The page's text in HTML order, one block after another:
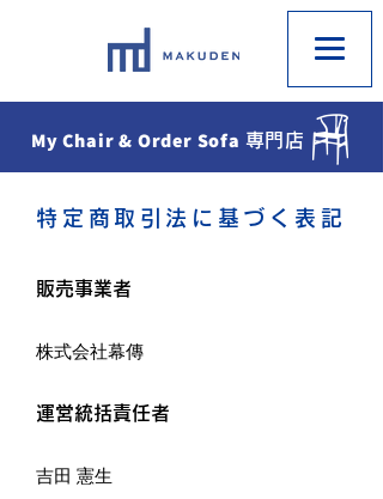
My Chair & Order Sofa 専門店
特定商取引法に基づく表記
販売事業者
株式会社幕傳
運営統括責任者
吉田 憲生